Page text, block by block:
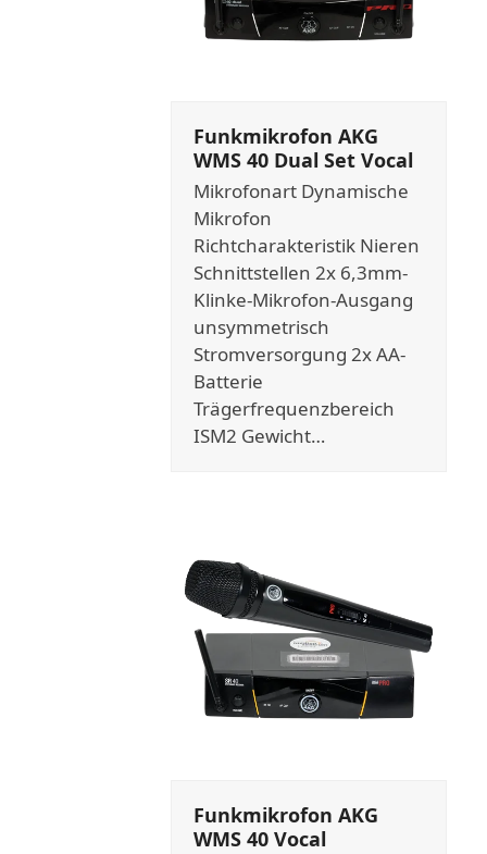
Funkmikrofon AKG
WMS 40 Dual Set Vocal
Mikrofonart Dynamische
Mikrofon
Richtcharakteristik Nieren
Schnittstellen 2x 6,3mm-
Klinke-Mikrofon-Ausgang
unsymmetrisch
Stromversorgung 2x AA-
Batterie
Trägerfrequenzbereich
ISM2 Gewicht…
Funkmikrofon AKG
WMS 40 Vocal